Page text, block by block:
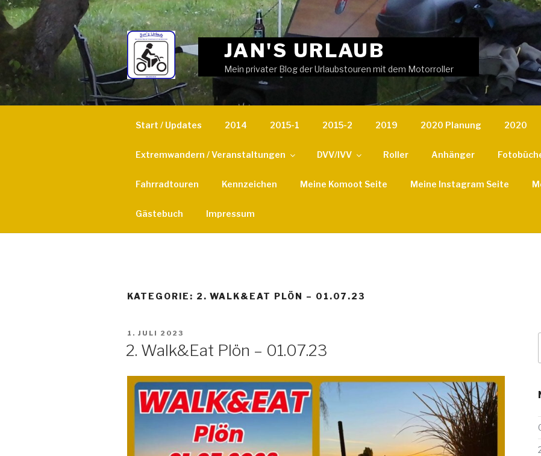
Weiter
zum
Inhalt
JAN'S URLAUB
Mein privater Blog der Urlaubstouren mit dem Motorroller
Start / Updates 2014 2015-1 2015-2 2019 2020 Planung 2020
Extremwandern / Veranstaltungen DVV/IVV Roller Anhänger
Fahrradtouren Kennzeichen Meine Komoot Seite Meine Instagram Seite
Gästebuch Impressum
KATEGORIE: 2. WALK&EAT PLÖN – 01.07.23
VERÖFFENTLICHT
1. JULI 2023
2. Walk&Eat Plön – 01.07.23